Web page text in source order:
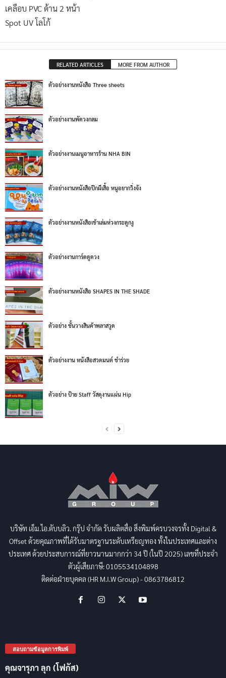
เคลือบ PVC ด้าน 2 หน้า
Spot UV โลโก้
RELATED ARTICLES MORE FROM AUTHOR
ตัวอย่างงานหนังสือ Three sheets
ตัวอย่างงานพัดวงกลม
ตัวอย่างงานเมนูอาหารร้าน NHA BIN
ตัวอย่างงานหนังสือปีกผีเสื้อ หนูอยากวิ่งจัง
ตัวอย่างงานหนังสือเข้าเล่มห่วงกระดูกงู
ตัวอย่างงานการ์ดดูดวง
ตัวอย่างงานหนังสือ SHAPES IN THE SHADE
ตัวอย่าง ชั้นวางสินค้าพลาสวูด
ตัวอย่างงาน หนังสือสวดมนต์ ชำร่วย
ตัวอย่าง ป้าย Staff วัสดุงานแผ่น Hip
บริษัท เอ็ม.ไอ.ดับบลิว. กรุ๊ป จำกัด รับผลิตสื่อ สิ่งพิมพ์ครบวงจรทั้ง Digital &
Offset ด้วยคุณภาพที่ได้รับมาตรฐานระดับเหรียญทอง ทั้งในประเทศและต่าง
ประเทศ ด้วยประสบการณ์ที่ยาวนานมากกว่า 34 ปี (ในปี 2025) เลขที่ประจำ
ตัวผู้เสียภาษี: 0105534104898
ติดต่อฝ่ายบุคคล (HR M.I.W Group) - 0863786812
สอบถามข้อมูลการพิมพ์
คุณจารุภา ลุก (โฟกัส)